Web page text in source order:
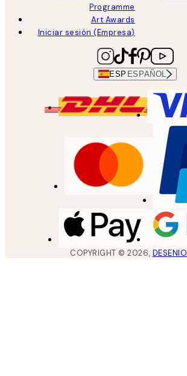
Programme
Art Awards
Iniciar sesión (Empresa)
ESP ESPAÑOL
COPYRIGHT ©2026, DESENIO